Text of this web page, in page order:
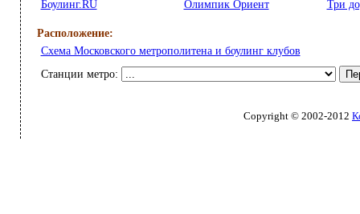
Боулинг.RU
Олимпик Ориент Три
Расположение:
Схема Московского метрополитена и боулинг клубов
Станции метро:
Copyright © 2002-2012